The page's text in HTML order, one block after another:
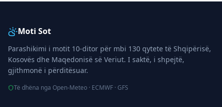
Moti Sot
Parashikimi i motit 10-ditor për mbi 130 qytete të Shqipërisë,
Kosovës dhe Maqedonisë së Veriut. I saktë, i shpejtë,
gjithmonë i përditësuar.
Të dhëna nga Open-Meteo · ECMWF · GFS